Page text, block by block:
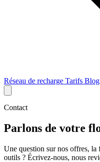
Réseau de recharge Tarifs Blog
Contact
Parlons de votre
Une question sur nos offres,
outils ? Écrivez-nous, nous